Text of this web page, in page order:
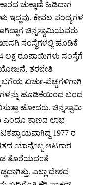
ಚುಕ್ಕಾಣಿ ಹಿಡಿದಾಗ
ಇದ್ದವು. ಕೇವಲ ಪಂದ್ಯಗಳ
ಚಿನ್ನಸ್ವಾಮಿಯವರು
ಸಂಸ್ಥೆಗಳಲ್ಲಿ ಹೂಡಿಕೆ
ಲಕ್ಷ ರೂಪಾಯಿಗಳು ಸಂಸ್ತೆಗೆ
ತರಬೇತಿ
ಬಗೆಯ ಖರ್ಚು-ವೆಚ್ಚಗಳಿಗಾಗಿ
ಹೂಡಿಕೆಯಿಂದ ಬಂದ
ಹೋದರು. ಚಿನ್ನಸ್ವಾಮಿ
ಕಾಣದ ಲಾಭ
1977 ರ
ಯಾವೊಬ್ಬ ಆಟಗಾರ
ತೊರೆಯದಂತೆ
ಎಲ್ಲಾ ದೇಶದ